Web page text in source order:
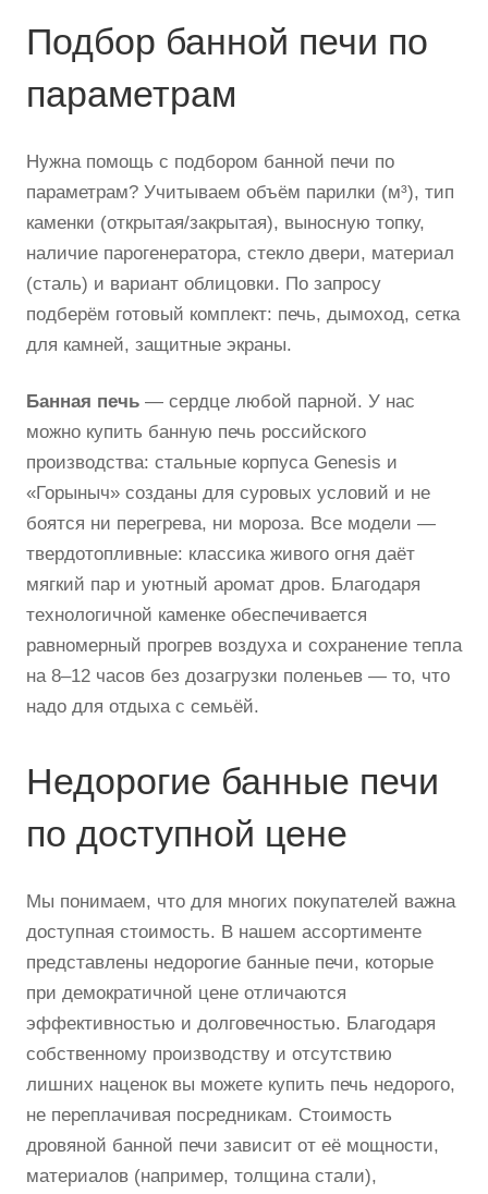
Подбор банной печи по
параметрам
Нужна помощь с подбором банной печи по
параметрам? Учитываем объём парилки (м³), тип
каменки (открытая/закрытая), выносную топку,
наличие парогенератора, стекло двери, материал
(сталь) и вариант облицовки. По запросу
подберём готовый комплект: печь, дымоход, сетка
для камней, защитные экраны.
Банная печь — сердце любой парной. У нас
можно купить банную печь российского
производства: стальные корпуса Genesis и
«Горыныч» созданы для суровых условий и не
боятся ни перегрева, ни мороза. Все модели —
твердотопливные: классика живого огня даёт
мягкий пар и уютный аромат дров. Благодаря
технологичной каменке обеспечивается
равномерный прогрев воздуха и сохранение тепла
на 8–12 часов без дозагрузки поленьев — то, что
надо для отдыха с семьёй.
Недорогие банные печи
по доступной цене
Мы понимаем, что для многих покупателей важна
доступная стоимость. В нашем ассортименте
представлены недорогие банные печи, которые
при демократичной цене отличаются
эффективностью и долговечностью. Благодаря
собственному производству и отсутствию
лишних наценок вы можете купить печь недорого,
не переплачивая посредникам. Стоимость
дровяной банной печи зависит от её мощности,
материалов (например, толщина стали),